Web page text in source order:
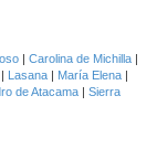
| Carolina de Michilla |
| Lasana | María Elena |
de Atacama | Sierra